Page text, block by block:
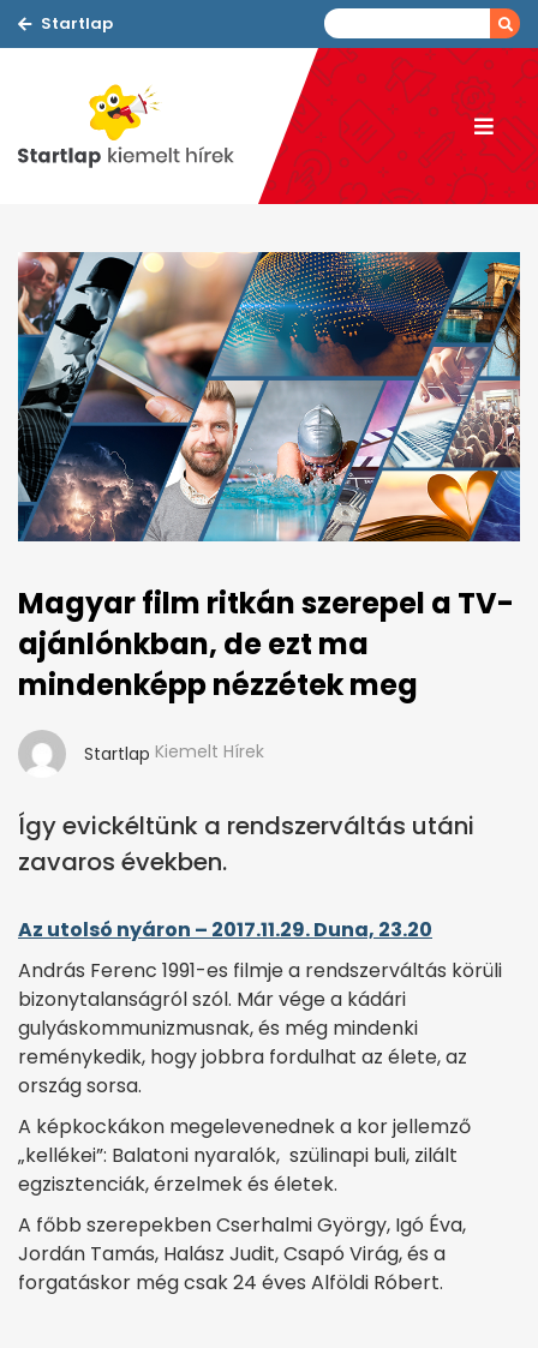
Startlap
Magyar film ritkán szerepel a TV-
ajánlónkban, de ezt ma
mindenképp nézzétek meg
Startlap Kiemelt Hírek
Így evickéltünk a rendszerváltás utáni
zavaros években.
Az utolsó nyáron – 2017.11.29. Duna, 23.20
András Ferenc 1991-es filmje a rendszerváltás körüli
bizonytalanságról szól. Már vége a kádári
gulyáskommunizmusnak, és még mindenki
reménykedik, hogy jobbra fordulhat az élete, az
ország sorsa.
A képkockákon megelevenednek a kor jellemző
„kellékei”: Balatoni nyaralók, szülinapi buli, zilált
egzisztenciák, érzelmek és életek.
A főbb szerepekben Cserhalmi György, Igó Éva,
Jordán Tamás, Halász Judit, Csapó Virág, és a
forgatáskor még csak 24 éves Alföldi Róbert.